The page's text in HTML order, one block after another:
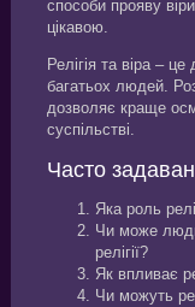
способи прояву
цікавою.
Релігія та віра –
багатьох людей.
дозволяє краще
суспільстві.
Часто
Яка роль
Чи може
релігії?
Як впливає
Чи можуть